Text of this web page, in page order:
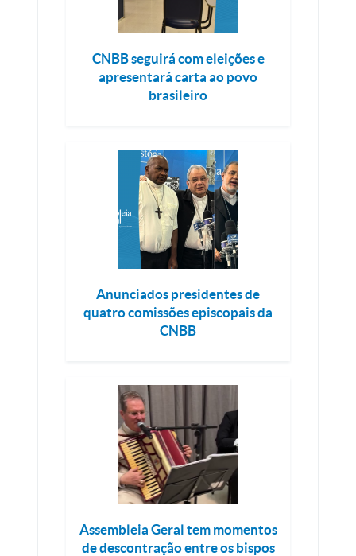
CNBB seguirá com eleições e
apresentará carta ao povo
brasileiro
Anunciados presidentes de
quatro comissões episcopais da
CNBB
Assembleia Geral tem momentos
de descontração entre os bispos